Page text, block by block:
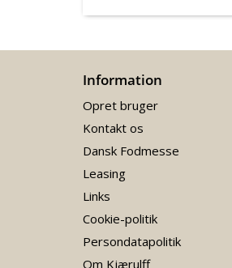
Information
Opret bruger
Kontakt os
Dansk Fodmesse
Leasing
Links
Cookie-politik
Persondatapolitik
Om Kjærulff